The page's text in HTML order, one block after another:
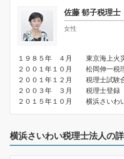
佐藤 郁子税理士
女性
１９８５年 ４月 東京海上火
２００１年１０月 松岡伸一税
２００１年１２月 税理士試験
２００３年 ３月 税理士登録
２０１５年１０月 横浜さいわ
横浜さいわい税理士法人の